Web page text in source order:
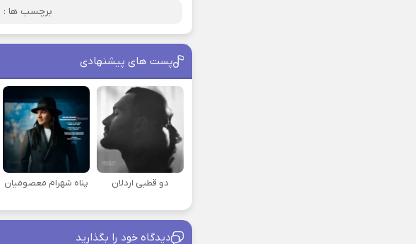
برچسب ها :
پست های پیشنهادی
دو قطبی اردلان پناه شهرام معصومیان
دیدگاه خود را بگذارید